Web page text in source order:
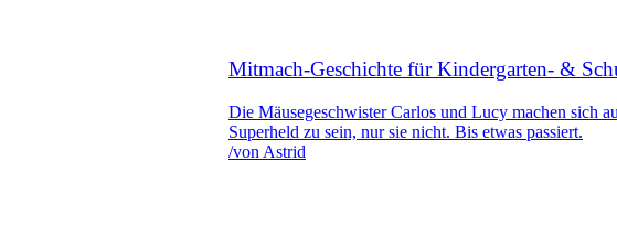
Mitmach-Geschichte für Kindergarten- &
Die Mäusegeschwister Carlos und Lucy machen sich
Superheld zu sein, nur sie nicht. Bis etwas passiert.
/von Astrid